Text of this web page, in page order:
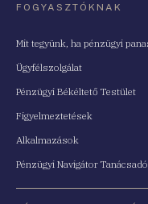
FOGYASZTÓKNAK
Mit tegyünk, ha pénzügyi
Ügyfélszolgálat
Pénzügyi Békéltető Testület
Figyelmeztetések
Alkalmazások
Pénzügyi Navigátor